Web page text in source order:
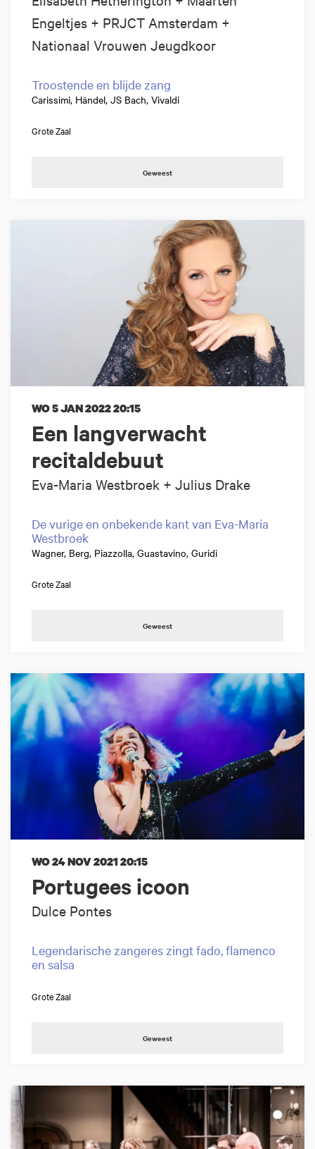
Engeltjes + PRJCT Amsterdam +
Nationaal Vrouwen Jeugdkoor
Troostende en blijde zang
Carissimi, Händel, JS Bach, Vivaldi
Grote Zaal
Geweest
Een langverwacht
recitaldebuut
Eva-Maria Westbroek + Julius Drake
WO 5 JAN 202220:15
De vurige en onbekende kant van Eva-Maria
Westbroek
Wagner, Berg, Piazzolla, Guastavino, Guridi
Grote Zaal
Geweest
Portugees icoon
Dulce Pontes
WO 24 NOV 202120:15
Legendarische zangeres zingt fado, flamenco
en salsa
Grote Zaal
Geweest